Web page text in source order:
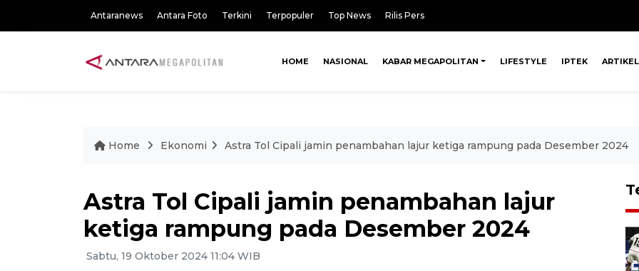
Antaranews Antara Foto Terkini Terpopuler Top News Rilis Pers
HOME NASIONAL KABAR MEGAPOLITAN LIFESTYLE IPTEK ARTIKEL
Home Ekonomi Astra Tol Cipali jamin penambahan lajur ketiga rampung pada Desember 2024
Astra Tol Cipali jamin penambahan lajur
ketiga rampung pada Desember 2024
Sabtu, 19 Oktober 2024 11:04 WIB